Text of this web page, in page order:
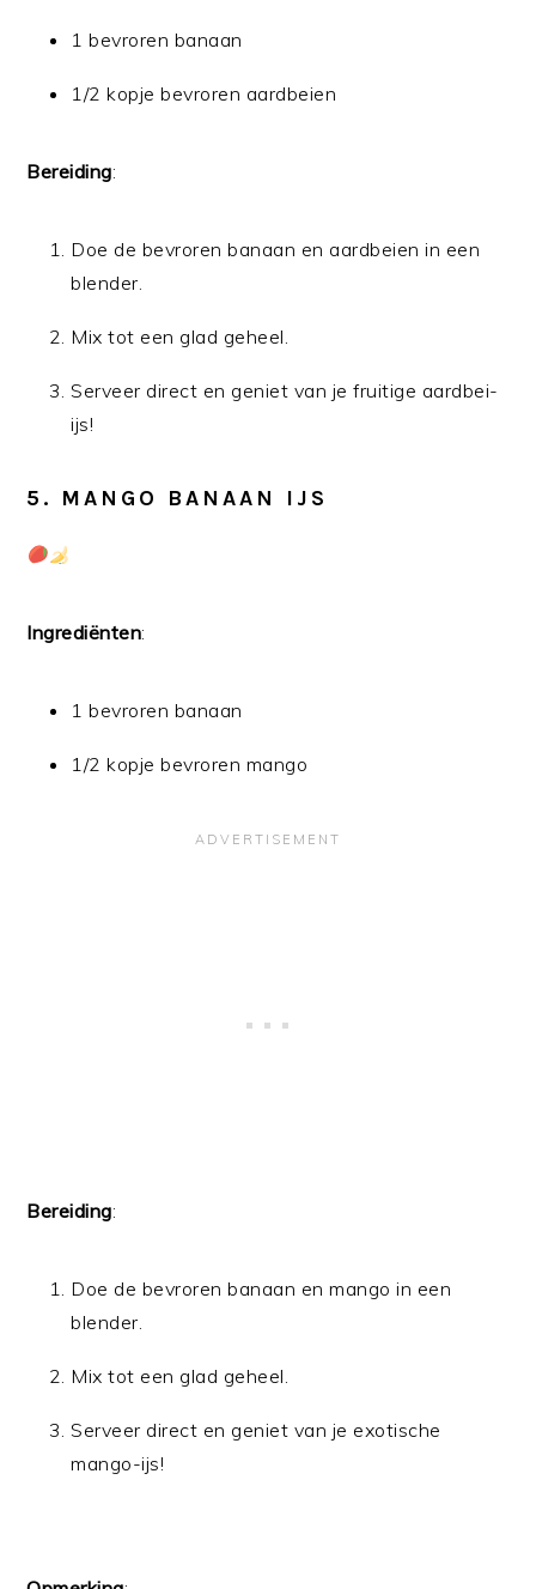
1 bevroren banaan
1/2 kopje bevroren aardbeien
Bereiding:
Doe de bevroren banaan en aardbeien in een
blender.
Mix tot een glad geheel.
Serveer direct en geniet van je fruitige aardbei-
ijs!
5. MANGO BANAAN IJS
Ingrediënten:
1 bevroren banaan
1/2 kopje bevroren mango
Bereiding:
Doe de bevroren banaan en mango in een
blender.
Mix tot een glad geheel.
Serveer direct en geniet van je exotische
mango-ijs!